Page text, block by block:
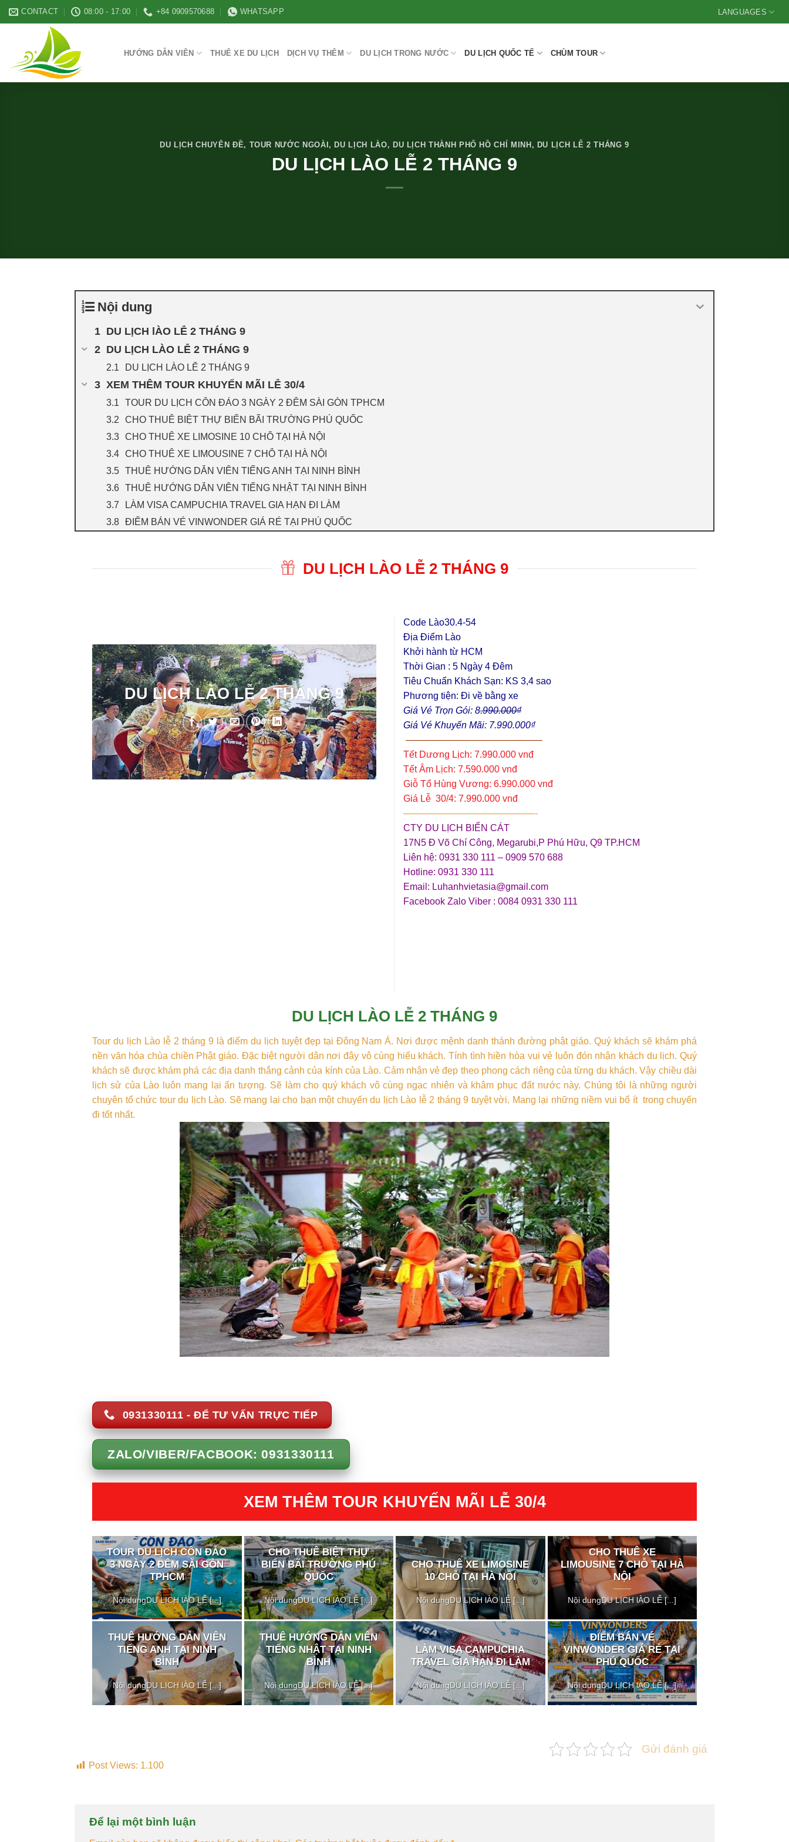
Skip
to
CONTACT 08:00 - 17:00 +84 0909570688 WHATSAPP LANGUAGES
HƯỚNG DẪN VIÊN THUÊ XE DU LỊCH DỊCH VỤ THÊM DU LỊCH TRONG NƯỚC DU LỊCH QUỐC TẾ CHÙM TOUR
DU LỊCH CHUYÊN ĐỀ, TOUR NƯỚC NGOÀI , DU LỊCH LÀO, DU LỊCH THÀNH PHỐ HỒ CHÍ MINH , DU LỊCH LỄ 2 THÁNG 9
DU LỊCH LÀO LỄ 2 THÁNG 9
Nội dung
DU LỊCH lÀO LỄ 2 THÁNG 9
DU LỊCH LÀO LỄ 2 THÁNG 9
DU LỊCH LÀO LỄ 2 THÁNG 9
XEM THÊM TOUR KHUYẾN MÃI LỄ 30/4
TOUR DU LỊCH CÔN ĐẢO 3 NGÀY 2 ĐÊM SÀI GÒN TPHCM
CHO THUÊ BIỆT THỰ BIỂN BÃI TRƯỜNG PHÚ QUỐC
CHO THUÊ XE LIMOSINE 10 CHỖ TẠI HÀ NỘI
CHO THUÊ XE LIMOUSINE 7 CHỖ TẠI HÀ NỘI
THUÊ HƯỚNG DẪN VIÊN TIẾNG ANH TẠI NINH BÌNH
THUÊ HƯỚNG DẪN VIÊN TIẾNG NHẬT TẠI NINH BÌNH
LÀM VISA CAMPUCHIA TRAVEL GIA HẠN ĐI LÀM
ĐIỂM BÁN VÉ VINWONDER GIÁ RẺ TẠI PHÚ QUỐC
DU LỊCH LÀO LỄ 2 THÁNG 9
Code Lào30.4-54
Địa Điểm Lào
Khởi hành từ HCM
Thời Gian : 5 Ngày 4 Đêm
Tiêu Chuẩn Khách Sạn: KS 3,4 sao
Phương tiện: Đi về bằng xe
Giá Vé Trọn Gói: 8.990.000₫
Giá Vé Khuyến Mãi: 7.990.000₫
——————————————–
Tết Dương Lịch: 7.990.000 vnđ
Tết Âm Lịch: 7.590.000 vnđ
Giỗ Tổ Hùng Vương: 6.990.000 vnđ
Giá Lễ 30/4: 7.990.000 vnđ
——————————————-
CTY DU LỊCH BIỂN CÁT
17N5 Đ Võ Chí Công, Megarubi,P Phú Hữu, Q9 TP.HCM
Liên hệ: 0931 330 111 – 0909 570 688
Hotline: 0931 330 111
Email: Luhanhvietasia@gmail.com
Facebook Zalo Viber : 0084 0931 330 111
DU LỊCH LÀO LỄ 2 THÁNG 9
Tour du lịch Lào lễ 2 tháng 9 là điểm du lịch tuyệt đẹp tại Đông Nam Á. Nơi được mệnh danh thánh đường phật giáo. Quý khách sẽ khám phá
nền văn hóa chùa chiền Phật giáo. Đặc biệt người dân nơi đây vô cùng hiếu khách. Tính tình hiền hòa vui vẻ luôn đón nhận khách du lịch. Quý
khách sẽ được khám phá các địa danh thắng cảnh của kính của Lào. Cảm nhận vẻ đẹp theo phong cách riêng của từng du khách. Vậy chiều dài
lịch sử của Lào luôn mang lại ấn tượng. Sẽ làm cho quý khách vô cùng ngạc nhiên và khâm phục đất nước này. Chúng tôi là những người
chuyên tổ chức tour du lịch Lào. Sẽ mang lại cho bạn một chuyến du lịch Lào lễ 2 tháng 9 tuyệt vời. Mang lại những niềm vui bổ ít trong chuyến
đi tốt nhất.
0931330111 - ĐỂ TƯ VẤN TRỰC TIẾP
ZALO/VIBER/FACBOOK: 0931330111
XEM THÊM TOUR KHUYẾN MÃI LỄ 30/4
TOUR DU LỊCH CÔN ĐẢO
3 NGÀY 2 ĐÊM SÀI GÒN
TPHCM
Nội dungDU LỊCH lÀO LỄ [...]
CHO THUÊ BIỆT THỰ
BIỂN BÃI TRƯỜNG PHÚ
QUỐC
Nội dungDU LỊCH lÀO LỄ [...]
CHO THUÊ XE LIMOSINE
10 CHỖ TẠI HÀ NỘI
Nội dungDU LỊCH lÀO LỄ [...]
CHO THUÊ XE
LIMOUSINE 7 CHỖ TẠI HÀ
NỘI
Nội dungDU LỊCH lÀO LỄ [...]
THUÊ HƯỚNG DẪN VIÊN
TIẾNG ANH TẠI NINH
BÌNH
Nội dungDU LỊCH lÀO LỄ [...]
THUÊ HƯỚNG DẪN VIÊN
TIẾNG NHẬT TẠI NINH
BÌNH
Nội dungDU LỊCH lÀO LỄ [...]
LÀM VISA CAMPUCHIA
TRAVEL GIA HẠN ĐI LÀM
Nội dungDU LỊCH lÀO LỄ [...]
ĐIỂM BÁN VÉ
VINWONDER GIÁ RẺ TẠI
PHÚ QUỐC
Nội dungDU LỊCH lÀO LỄ [...]
Gửi đánh giá
Post Views: 1.100
Để lại một bình luận